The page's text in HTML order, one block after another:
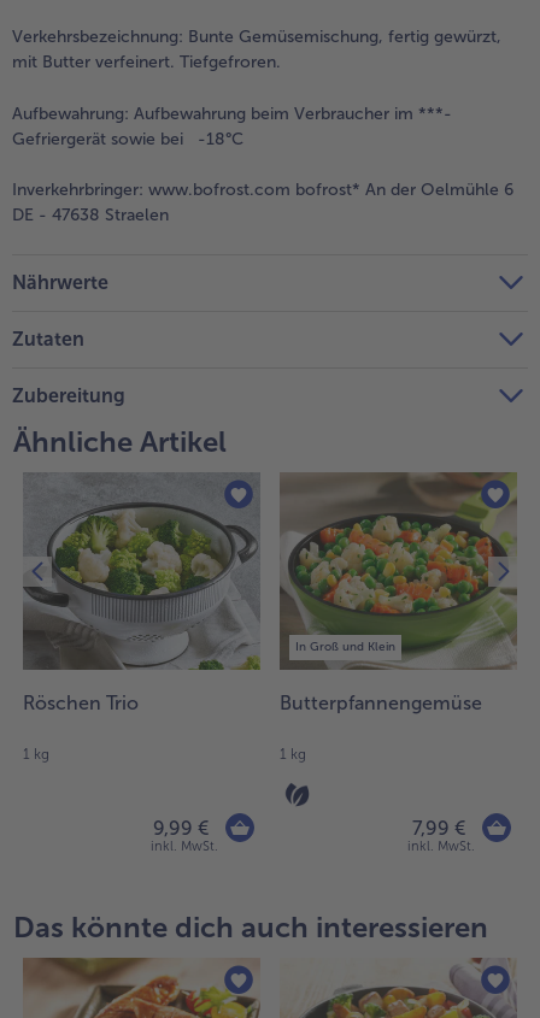
Verkehrsbezeichnung: Bunte Gemüsemischung, fertig gewürzt,
mit Butter verfeinert. Tiefgefroren.
Aufbewahrung: Aufbewahrung beim Verbraucher im ***-
Gefriergerät sowie bei -18°C
Inverkehrbringer: www.bofrost.com bofrost* An der Oelmühle 6
DE - 47638 Straelen
Nährwerte
Zutaten
Zubereitung
Ähnliche Artikel
Röschen Trio
1 kg
9,99 €
inkl. MwSt.
In Groß und Klein
Butterpfannengemüse
1 kg
7,99 €
inkl. MwSt.
Das könnte dich auch interessieren